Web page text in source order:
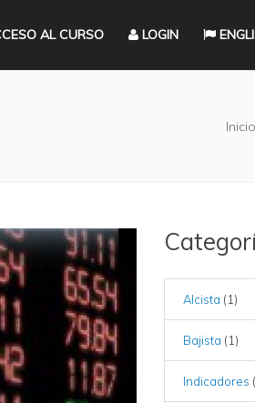
AL CURSO LOGIN
Inicio
Alcista (1)
Bajista (1)
Indicadores